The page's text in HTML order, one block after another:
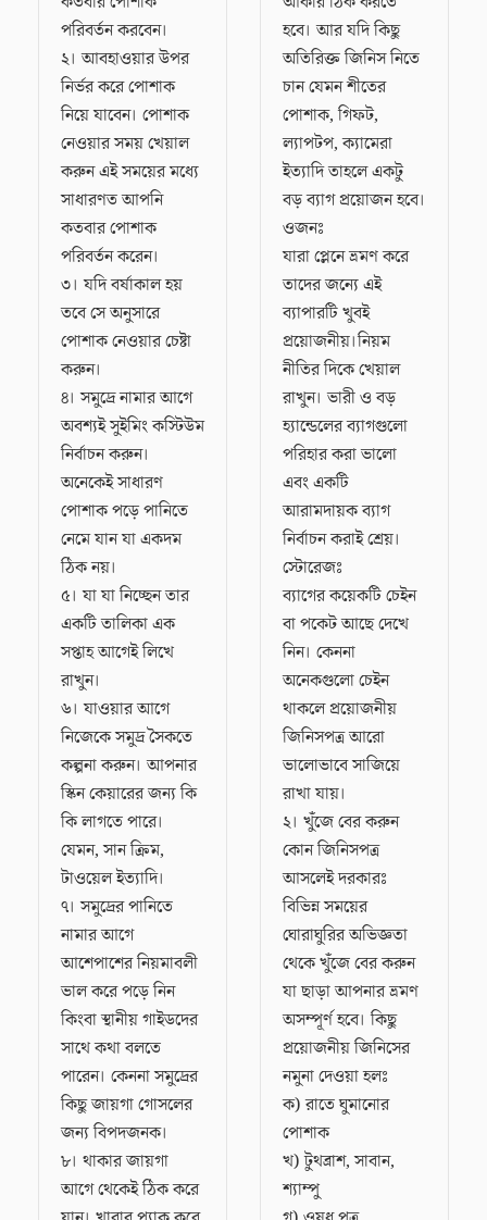
পরিবর্তন করবেন।
২। আবহাওয়ার উপর
নির্ভর করে পোশাক
নিয়ে যাবেন। পোশাক
নেওয়ার সময় খেয়াল
করুন এই সময়ের মধ্যে
সাধারণত আপনি
কতবার পোশাক
পরিবর্তন করেন।
৩। যদি বর্ষাকাল হয়
তবে সে অনুসারে
পোশাক নেওয়ার চেষ্টা
করুন।
৪। সমুদ্রে নামার আগে
অবশ্যই সুইমিং কস্টিউম
নির্বাচন করুন।
অনেকেই সাধারণ
পোশাক পড়ে পানিতে
নেমে যান যা একদম
ঠিক নয়।
৫। যা যা নিচ্ছেন তার
একটি তালিকা এক
সপ্তাহ আগেই লিখে
রাখুন।
৬। যাওয়ার আগে
নিজেকে সমুদ্র সৈকতে
কল্পনা করুন। আপনার
স্কিন কেয়ারের জন্য কি
কি লাগতে পারে।
যেমন, সান ক্রিম,
টাওয়েল ইত্যাদি।
৭। সমুদ্রের পানিতে
নামার আগে
আশেপাশের নিয়মাবলী
ভাল করে পড়ে নিন
কিংবা স্থানীয় গাইডদের
সাথে কথা বলতে
পারেন। কেননা সমুদ্রের
কিছু জায়গা গোসলের
জন্য বিপদজনক।
৮। থাকার জায়গা
আগে থেকেই ঠিক করে
হবে। আর যদি কিছু
অতিরিক্ত জিনিস নিতে
চান যেমন শীতের
পোশাক, গিফট,
ল্যাপটপ, ক্যামেরা
ইত্যাদি তাহলে একটু
বড় ব্যাগ প্রয়োজন হবে।
ওজনঃ
যারা প্লেনে ভ্রমণ করে
তাদের জন্যে এই
ব্যাপারটি খুবই
প্রয়োজনীয়।নিয়ম
নীতির দিকে খেয়াল
রাখুন। ভারী ও বড়
হ্যান্ডেলের ব্যাগগুলো
পরিহার করা ভালো
এবং একটি
আরামদায়ক ব্যাগ
নির্বাচন করাই শ্রেয়।
স্টোরেজঃ
ব্যাগের কয়েকটি চেইন
বা পকেট আছে দেখে
নিন। কেননা
অনেকগুলো চেইন
থাকলে প্রয়োজনীয়
জিনিসপত্র আরো
ভালোভাবে সাজিয়ে
রাখা যায়।
২। খুঁজে বের করুন
কোন জিনিসপত্র
আসলেই দরকারঃ
বিভিন্ন সময়ের
ঘোরাঘুরির অভিজ্ঞতা
থেকে খুঁজে বের করুন
যা ছাড়া আপনার ভ্রমণ
অসম্পূর্ণ হবে। কিছু
প্রয়োজনীয় জিনিসের
নমুনা দেওয়া হলঃ
ক) রাতে ঘুমানোর
পোশাক
খ) টুথব্রাশ, সাবান,
শ্যাম্পু